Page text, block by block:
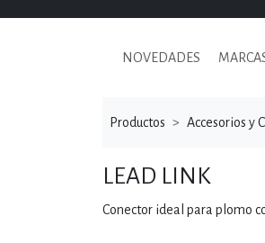
NOVEDADES
Productos Accesorios y
LEAD LINK
Conector ideal para plomo